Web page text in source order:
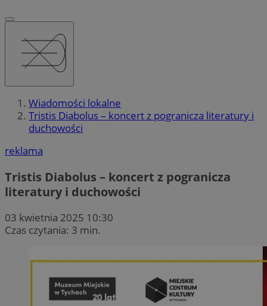
Wiadomości lokalne
Tristis Diabolus – koncert z pogranicza literatury i
duchowości
reklama
Tristis Diabolus – koncert z pogranicza
literatury i duchowości
03 kwietnia 2025 10:30
Czas czytania: 3 min.